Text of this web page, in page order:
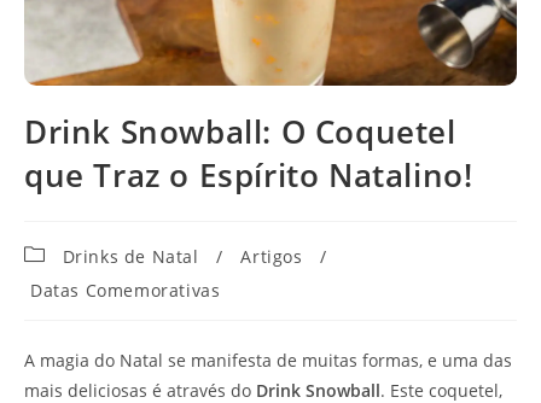
Drink Snowball: O Coquetel
que Traz o Espírito Natalino!
Categoria
post:
Drinks de Natal / Artigos
/
Datas Comemorativas
A magia do Natal se manifesta de muitas formas, e uma das
mais deliciosas é através do Drink Snowball. Este coquetel,